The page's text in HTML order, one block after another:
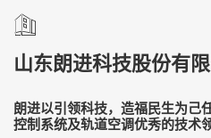
山东朗进科技股份有
朗进以引领科技，造福民生为己
控制系统及轨道空调优秀的技术